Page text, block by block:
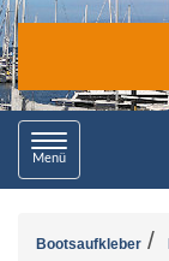
Toggle
navigation
Menü
Bootsaufkleber